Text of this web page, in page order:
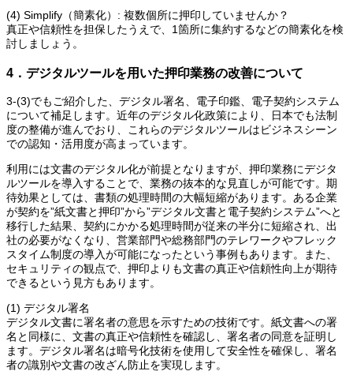
(4) Simplify（簡素化）: 複数個所に押印していませんか？
真正や信頼性を担保したうえで、1箇所に集約するなどの簡素化を検
討しましょう。
4．デジタルツールを用いた押印業務の改善について
3-(3)でもご紹介した、デジタル署名、電子印鑑、電子契約システム
について補足します。近年のデジタル化政策により、日本でも法制
度の整備が進んでおり、これらのデジタルツールはビジネスシーン
での認知・活用度が高まっています。
利用には文書のデジタル化が前提となりますが、押印業務にデジタ
ルツールを導入することで、業務の抜本的な見直しが可能です。期
待効果としては、書類の処理時間の大幅短縮があります。ある企業
が契約を”紙文書と押印”から”デジタル文書と電子契約システム”へと
移行した結果、契約にかかる処理時間が従来の半分に短縮され、出
社の必要がなくなり、営業部門や総務部門のテレワークやフレック
スタイム制度の導入が可能になったという事例もあります。また、
セキュリティの観点で、押印よりも文書の真正や信頼性向上が期待
できるという見方もあります。
(1) デジタル署名
デジタル文書に署名者の意思を示すための技術です。紙文書への署
名と同様に、文書の真正や信頼性を確認し、署名者の同意を証明し
ます。デジタル署名は暗号化技術を使用して安全性を確保し、署名
者の識別や文書の改ざん防止を実現します。